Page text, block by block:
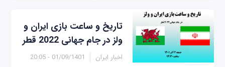
تاریخ و ساعت بازی‌ ایران و
ولز در جام جهانی 2022 قطر
اخبار ایران 01/09/1401 - 20:05